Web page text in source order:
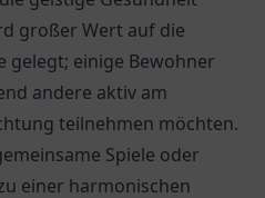
großer Wert auf die
gelegt; einige Bewohner
andere aktiv am
teilnehmen möchten.
Spiele oder
einer harmonischen